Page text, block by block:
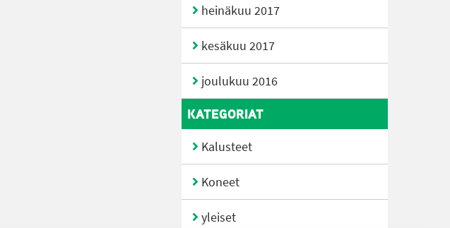
heinäkuu 2017
kesäkuu 2017
joulukuu 2016
KATEGORIAT
Kalusteet
Koneet
yleiset